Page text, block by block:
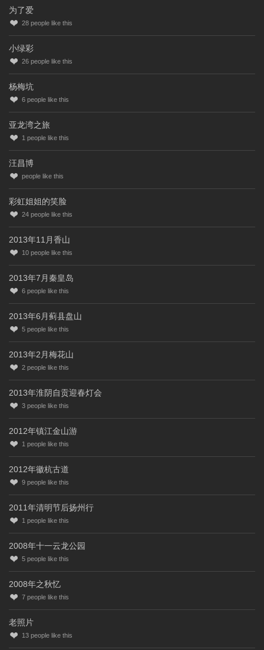
为了爱
28 people like this
小绿彩
26 people like this
杨梅坑
6 people like this
亚龙湾之旅
1 people like this
汪昌博
people like this
彩虹姐姐的笑脸
24 people like this
2013年11月香山
10 people like this
2013年7月秦皇岛
6 people like this
2013年6月蓟县盘山
5 people like this
2013年2月梅花山
2 people like this
2013年淮阴自贡迎春灯会
3 people like this
2012年镇江金山游
1 people like this
2012年徽杭古道
9 people like this
2011年清明节后扬州行
1 people like this
2008年十一云龙公园
5 people like this
2008年之秋忆
7 people like this
老照片
13 people like this